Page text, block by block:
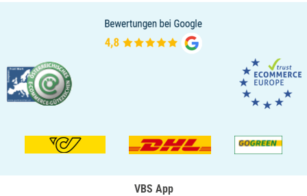
VBS App